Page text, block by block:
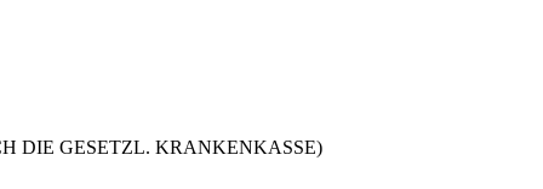
DIE GESETZL. KRANKENKASSE)